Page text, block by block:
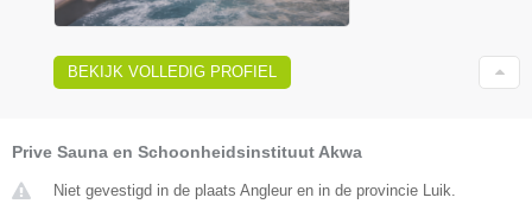
BEKIJK VOLLEDIG PROFIEL
Prive Sauna en Schoonheidsinstituut Akwa
Niet gevestigd in de plaats Angleur en in de provincie Luik.